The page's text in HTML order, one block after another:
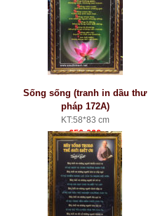
Sống sống (tranh in dầu thư
pháp 172A)
KT:58*83 cm
650,000